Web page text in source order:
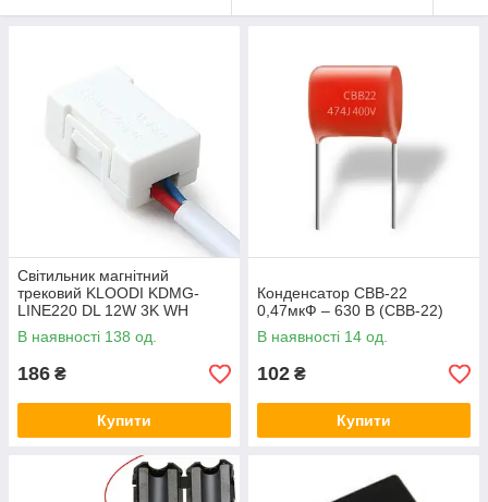
Світильник магнітний
трековий KLOODI KDMG-
LINE220 DL 12W 3K WH
В наявності 138 од.
186 ₴
Купити
Конденсатор CBB-22
0,47мкФ – 630 В (CBB-22)
В наявності 14 од.
102 ₴
Купити